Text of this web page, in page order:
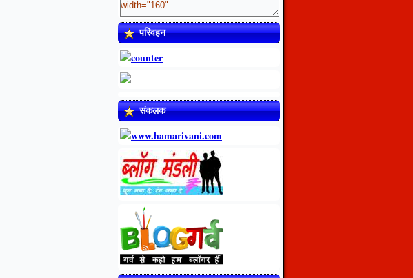
परिवहन
संकलक